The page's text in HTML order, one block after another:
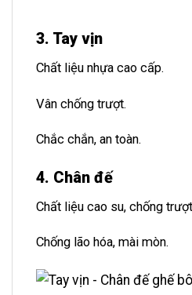
3. Tay vịn
Chất liệu nhựa cao cấp.
Vân chống trượt.
Chắc chắn, an toàn.
4. Chân đế
Chất liệu cao su, chống
Chống lão hóa, mài mòn.